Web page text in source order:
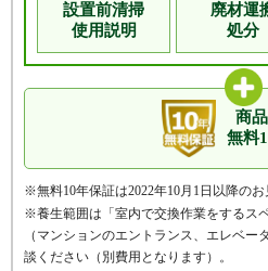
自動洗浄機能
繊維質生ゴミ粉砕可
分岐自動給水対応可
蓋スイッチ対応
連続投入方式採用の米国製ディスポー
なります。繊維質生ゴミ粉砕可
分岐自動給水対応可
蓋スイッチ対応
設置前清掃
使用説明
廃材運
処分
商
無料
※無料10年保証は2022年10月1日以降の
※養生範囲は「室内で交換作業をするス
（マンションのエントランス、エレベー
談ください（別費用となります）。